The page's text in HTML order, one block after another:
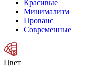
Красивые
Минимализм
Прованс
Современные
Цвет